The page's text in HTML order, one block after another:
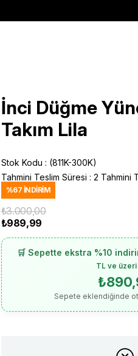
İnci Düğme
Takım Lila
Stok Kodu
(811K-300K)
Tahmini Teslim Süresi : 2 Tahmini
%67 İNDIRIM
₺3.000,00
₺989,99
🛒 Sepette ekstra %10
TL ve
Sepete eklendiğinde